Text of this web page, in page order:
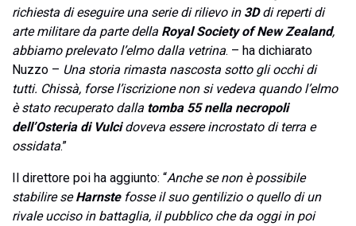
richiesta di eseguire una serie di rilievo in3Ddi reperti di
arte militare da parte della Royal Society of New Zealand,
abbiamo prelevato l’elmo dalla vetrina. – ha dichiarato
Nuzzo – Una storia rimasta nascosta sotto gli occhi di
tutti. Chissà, forse l’iscrizione non si vedeva quando l’elmo
è stato recuperato dalla tomba 55 nella necropoli
dell’Osteria di Vulcidoveva essere incrostato di terra e
ossidata.”
Il direttore poi ha aggiunto: “Anche se non è possibile
stabilire seHarnste fosse il suo gentilizio o quello di un
rivale ucciso in battaglia, il pubblico che da oggi in poi